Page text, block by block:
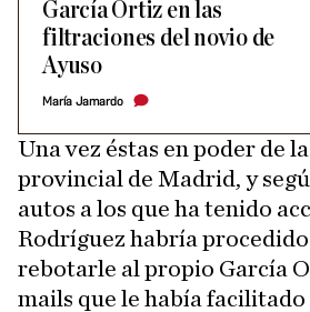
García Ortiz en las
filtraciones del novio de
Ayuso
María Jamardo
Una vez éstas en poder de
provincial de Madrid, y
autos a los que ha tenido
Rodríguez habría procedido
rebotarle al propio García
mails que le había